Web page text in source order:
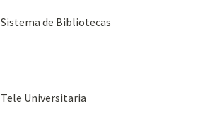
Sistema de Bibliotecas
Tele Universitaria